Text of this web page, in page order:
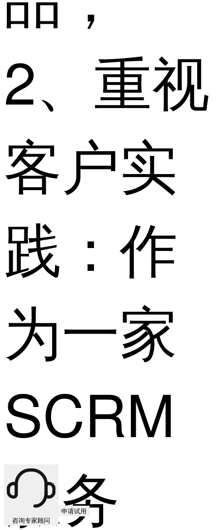
2、重视
客户实
践：作
为一家
SCRM
服务
咨询专家顾问
申请试用